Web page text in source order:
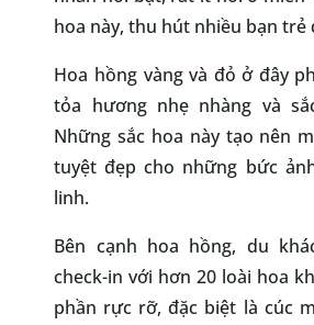
hoa này, thu hút nhiều bạn trẻ
Hoa hồng vàng và đỏ ở đây
tỏa hương nhẹ nhàng và
Những sắc hoa này tạo nên
tuyệt đẹp cho những bức
linh.
Bên cạnh hoa hồng, du
check-in với hơn 20 loài hoa
phần rực rỡ, đặc biệt là cúc